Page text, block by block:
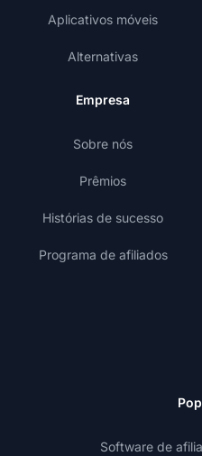
Aplicativos móveis
Alternativas
Empresa
Sobre nós
Prêmios
Histórias de sucesso
Programa de afiliados
Software de